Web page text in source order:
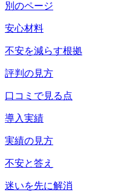
別のページ
安心材料
不安を減らす根拠
評判の見方
口コミで見る点
導入実績
実績の見方
不安と答え
迷いを先に解消